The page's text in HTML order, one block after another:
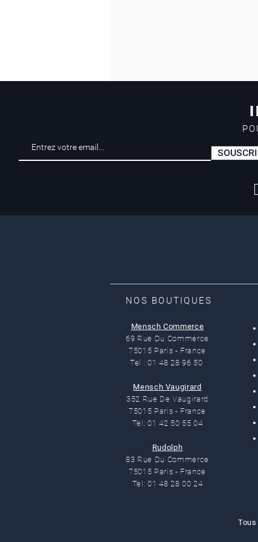
NOS BOUTIQUES
Mensch Commerce
69 Rue Du Commerce
75015 Paris - France
Tel : 01 48 28 96 50
Mensch Vaugirard
352 Rue De Vaugirard
75015 Paris - France
Tel: 01 42 50 55 04
Rudolph
83 Rue Du Commerce
75015 Paris - France
Tel: 01 48 28 00 24